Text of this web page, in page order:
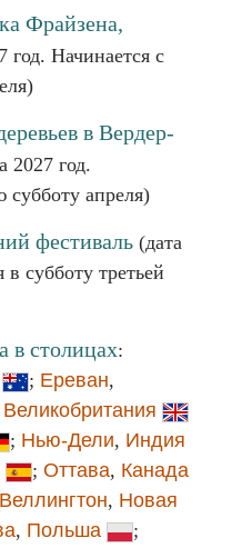
Фрайзена,
год. Начинается с
в Вердер-
2027 год.
субботу апреля)
фестиваль (дата
субботу третьей
в столицах:
; Ереван,
Великобритания
; Нью-Дели, Индия
; Оттава, Канада
Веллингтон, Новая
, Польша
;